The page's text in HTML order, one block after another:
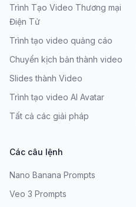
Trình Tạo Video Thương mại
Điện Tử
Trình tạo video quảng cáo
Chuyển kịch bản thành video
Slides thành Video
Trình tạo video AI Avatar
Tất cả các giải pháp
Các câu lệnh
Nano Banana Prompts
Veo 3 Prompts